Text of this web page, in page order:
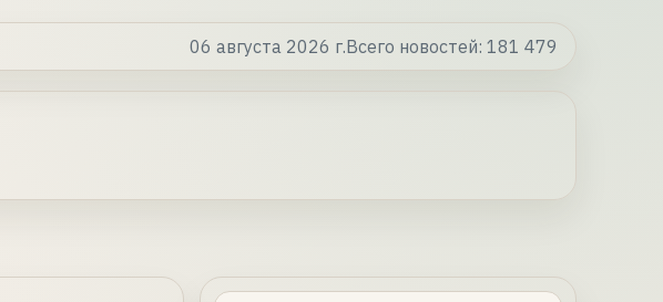
06 августа 2026 г.Всего новостей: 181 479